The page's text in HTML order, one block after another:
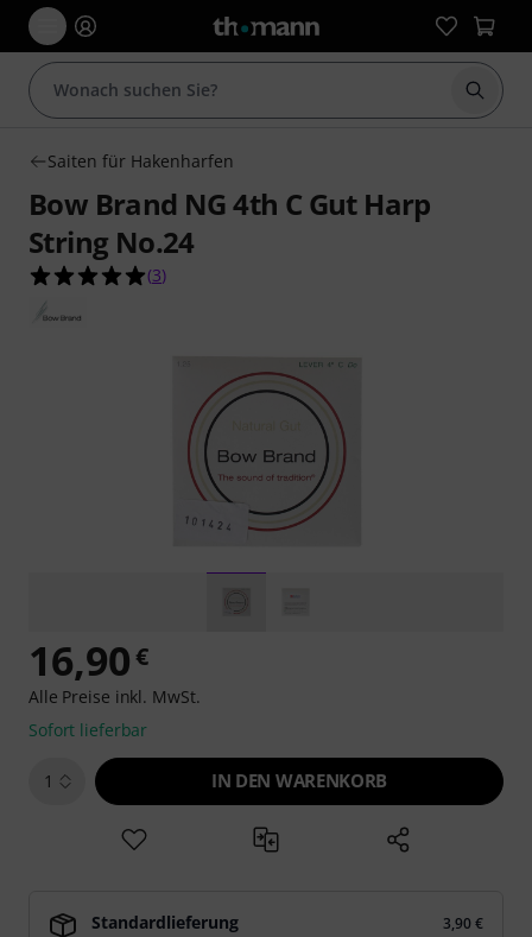
Suche
Saiten für Hakenharfen
Bow Brand NG 4th C Gut Harp
String No.24
5.0 von 5 Sternen aus 3 Kundenbewertungen
(3)
16,90€
Alle Preise inkl. MwSt.
Sofort lieferbar
1 IN DEN WARENKORB
Standardlieferung
3,90 €